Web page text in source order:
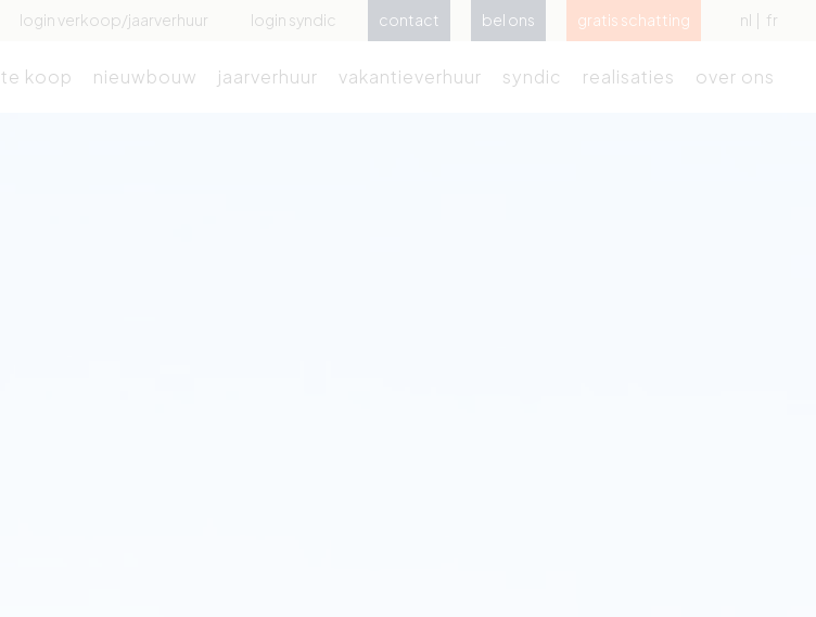
login verkoop/jaarverhuur login syndic contact bel ons gratis schatting nl fr
te koop nieuwbouw jaarverhuur vakantieverhuur syndic realisaties over ons